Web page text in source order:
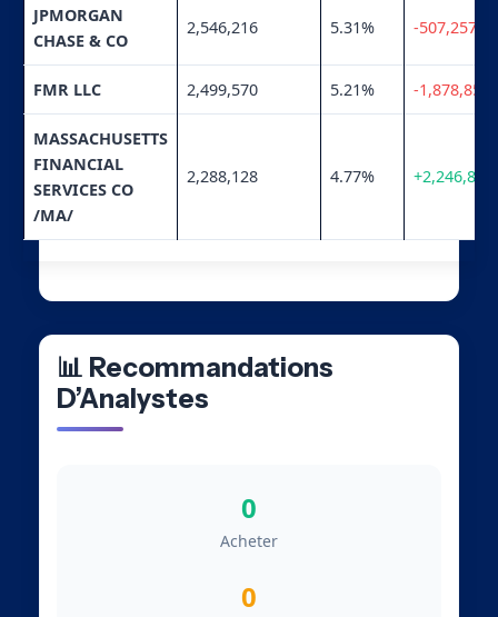
JPMORGAN
CHASE & CO
2,546,216 5.31% -507,257
FMR LLC 2,499,570 5.21% -1,878,852
MASSACHUSETTS
FINANCIAL
SERVICES CO
/MA/
2,288,128 4.77% +2,246,808
📊 Recommandations
D’Analystes
0
Acheter
0